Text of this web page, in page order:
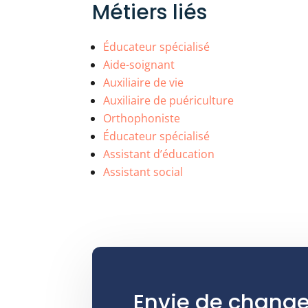
Métiers liés
Éducateur spécialisé
Aide-soignant
Auxiliaire de vie
Auxiliaire de puériculture
Orthophoniste
Éducateur spécialisé
Assistant d’éducation
Assistant social